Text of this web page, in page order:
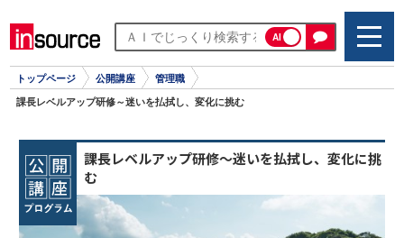
AI
トップページ 公開講座 管理職
課長レベルアップ研修～迷いを払拭し、変化に挑む
課長レベルアップ研修～迷いを払拭し、変化に挑
む